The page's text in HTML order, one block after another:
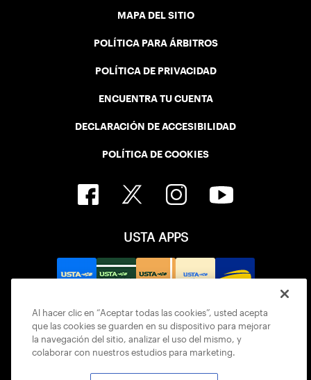
MAPA DEL SITIO
POLÍTICA PARA ÁRBITROS
POLÍTICA DE PRIVACIDAD
ENCUENTRA TU CUENTA
DECLARACIÓN DE ACCESIBILIDAD
POLÍTICA DE COOKIES
USTA APPS
Al hacer clic en “Aceptar todas las cookies”, usted acepta
que las cookies se guarden en su dispositivo para mejorar
la navegación del sitio, analizar el uso del mismo, y
colaborar con nuestros estudios para marketing.